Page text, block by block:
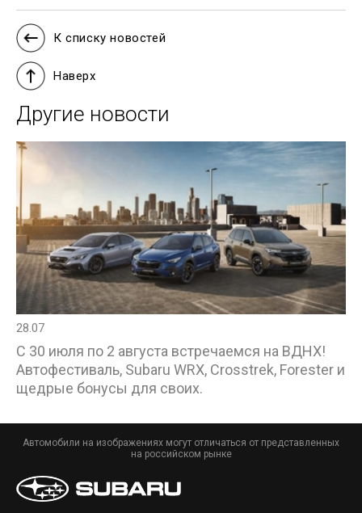
К списку новостей
Наверх
Другие новости
28.07
С 30 июля по 2 августа встречаемся на ВДНХ!
Автофестиваль, Subaru WRX, Crosstrek, Forester и
щедрые бонусы для своих.
Автомобили на изображениях могут отличаться от представленных
на российском рынке